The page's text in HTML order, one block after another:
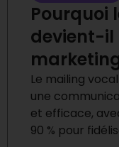
Pourquoi
devient-il
Le mailing
une
et efficace,
90 % pour